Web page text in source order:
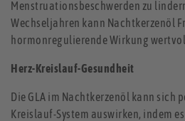
Menstruationsbeschwerden zu
Wechseljahren kann Nachtkerzenöl
hormonregulierende Wirkung
Herz-Kreislauf-Gesundheit
Die GLA im Nachtkerzenöl kann sich
Kreislauf-System auswirken, indem